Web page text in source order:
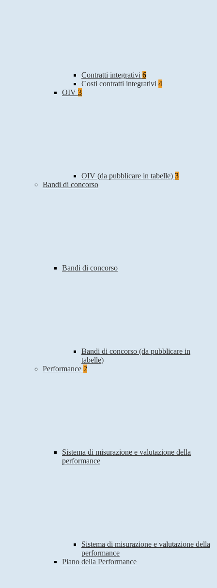
Contratti integrativi 6
Costi contratti integrativi 4
OIV 3
OIV (da pubblicare in tabelle) 3
Bandi di concorso
Bandi di concorso
Bandi di concorso (da pubblicare in
tabelle)
Performance 2
Sistema di misurazione e valutazione della
performance
Sistema di misurazione e valutazione della
performance
Piano della Performance